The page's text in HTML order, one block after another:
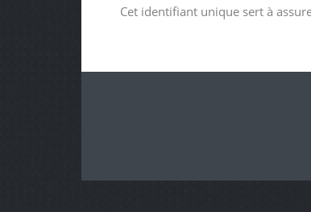
Cet identifiant unique sert à